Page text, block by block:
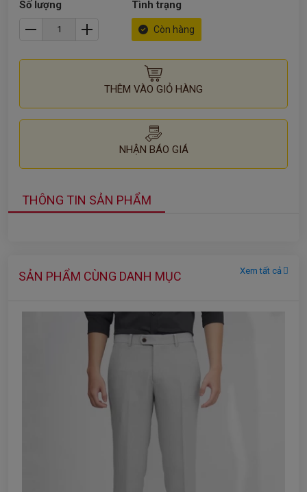
Số lượng Tình trạng
Còn hàng
THÊM VÀO GIỎ HÀNG
NHẬN BÁO GIÁ
THÔNG TIN SẢN PHẨM
SẢN PHẨM CÙNG DANH MỤC Xem tất cả